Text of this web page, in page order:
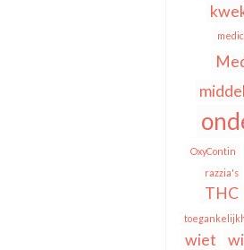
OxyContin
razzia's
THC
wiet